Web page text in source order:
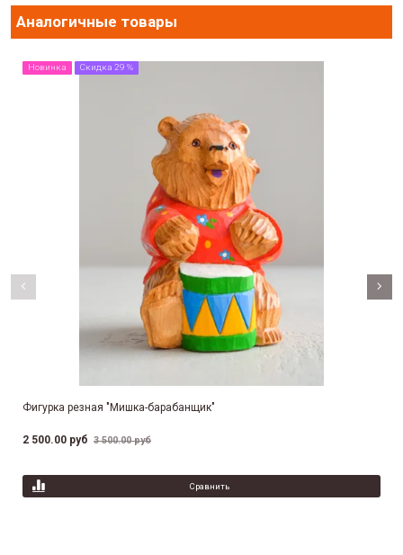
Аналогичные товары
Новинка Скидка 29 %
Фигурка резная "Мишка-барабанщик"
2 500.00 руб 3 500.00 руб
Сравнить